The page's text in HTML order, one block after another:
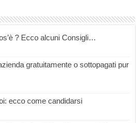
? Ecco alcuni Consigli…
gratuitamente o sottopagati pur
ecco come candidarsi